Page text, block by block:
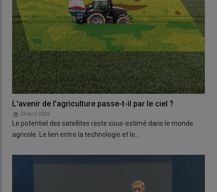
L'avenir de l'agriculture passe-t-il par le ciel ?
23 avril 2026
Le potentiel des satellites reste sous-estimé dans le monde
agricole. Le lien entre la technologie et le…